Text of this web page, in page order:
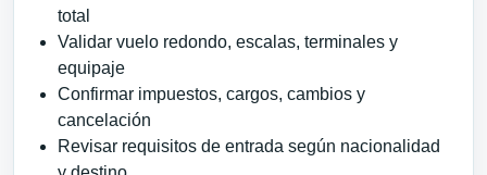
total
Validar vuelo redondo, escalas, terminales y
equipaje
Confirmar impuestos, cargos, cambios y
cancelación
Revisar requisitos de entrada según nacionalidad